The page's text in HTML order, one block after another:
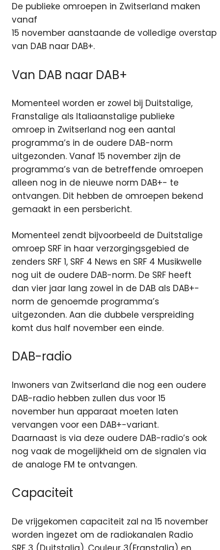
De publieke omroepen in Zwitserland maken
vanaf
15 november aanstaande de volledige overstap
van DAB naar DAB+.
Van DAB naar DAB+
Momenteel worden er zowel bij Duitstalige,
Franstalige als Italiaanstalige publieke
omroep in Zwitserland nog een aantal
programma’s in de oudere DAB-norm
uitgezonden. Vanaf 15 november zijn de
programma’s van de betreffende omroepen
alleen nog in de nieuwe norm DAB+- te
ontvangen. Dit hebben de omroepen bekend
gemaakt in een persbericht.
Momenteel zendt bijvoorbeeld de Duitstalige
omroep SRF in haar verzorgingsgebied de
zenders SRF 1, SRF 4 News en SRF 4 Musikwelle
nog uit de oudere DAB-norm. De SRF heeft
dan vier jaar lang zowel in de DAB als DAB+-
norm de genoemde programma’s
uitgezonden. Aan die dubbele verspreiding
komt dus half november een einde.
DAB-radio
Inwoners van Zwitserland die nog een oudere
DAB-radio hebben zullen dus voor 15
november hun apparaat moeten laten
vervangen voor een DAB+-variant.
Daarnaast is via deze oudere DAB-radio’s ook
nog vaak de mogelijkheid om de signalen via
de analoge FM te ontvangen.
Capaciteit
De vrijgekomen capaciteit zal na 15 november
worden ingezet om de radiokanalen Radio